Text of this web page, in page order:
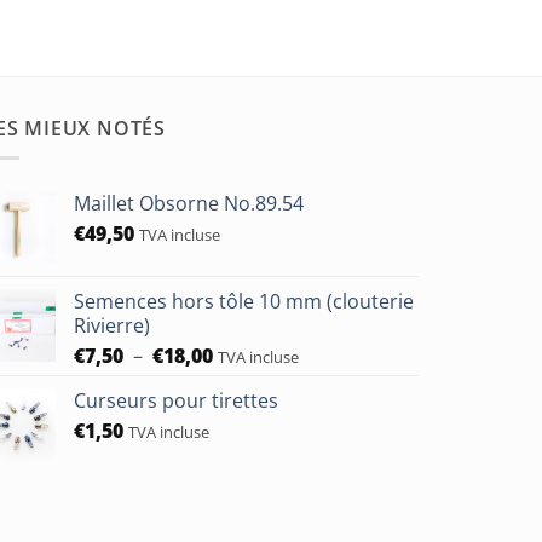
MIEUX NOTÉS
Maillet Obsorne No.89.54
€49,50 TVA incluse
Semences hors tôle 10 mm (clouterie
Rivierre)
€7,50 – €18,00Plage
prix :
TVA incluse
Curseurs pour tirettes
€1,50 TVA incluse